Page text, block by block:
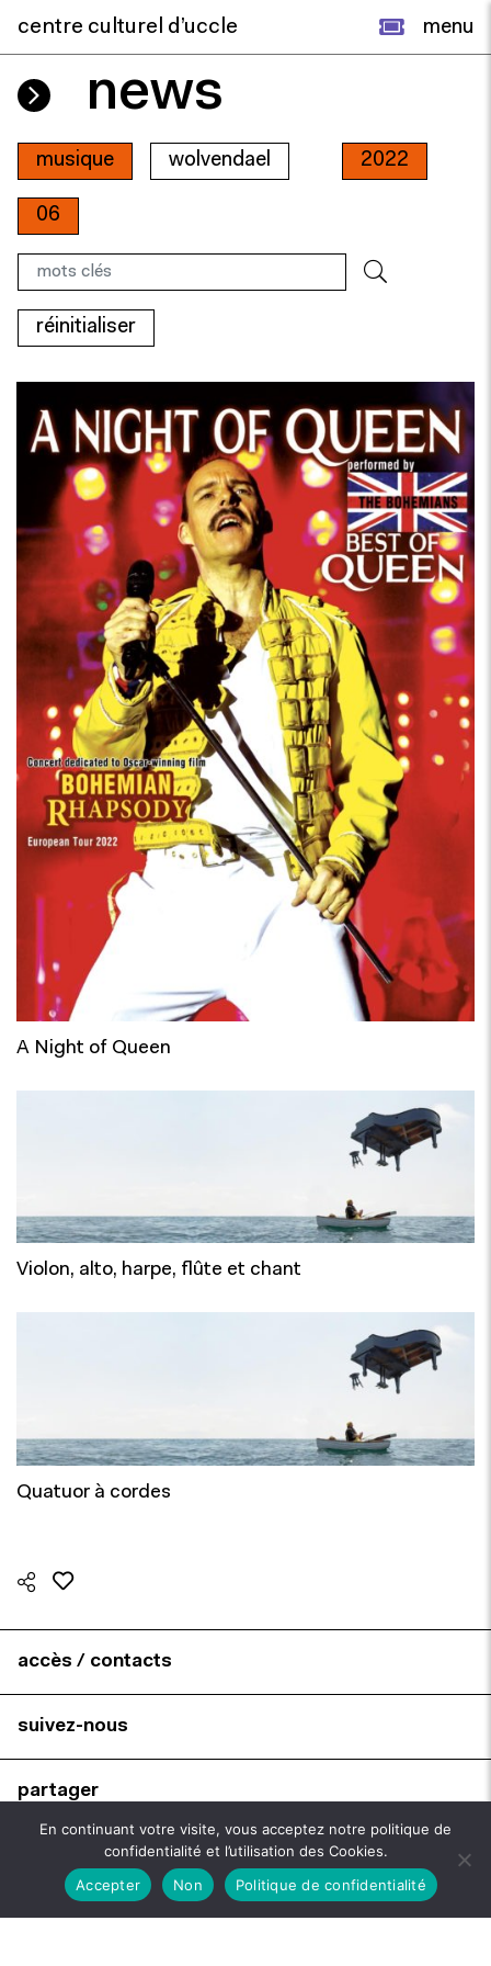
centre culturel d’uccle menu
news
musique wolvendael 2022
06
réinitialiser
A Night of Queen
Violon, alto, harpe, flûte et chant
Quatuor à cordes
accès / contacts
suivez-nous
partager
brochures
billetterie
En continuant votre visite, vous acceptez notre politique de
confidentialité et l’utilisation des Cookies.
Accepter
Non Politique de confidentialité